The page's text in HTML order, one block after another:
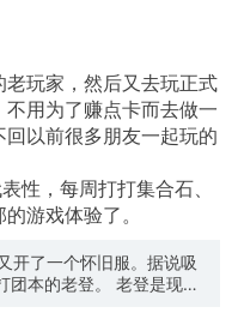
玩家，然后又去玩正式
用为了赚点卡而去做一
以前很多朋友一起玩的
性，每周打打集合石、
游戏体验了。
开了一个怀旧服。据说吸
登。 老登是现在